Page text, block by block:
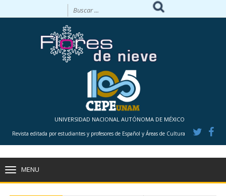
UNIVERSIDAD NACIONAL AUTÓNOMA DE MÉXICO
Revista editada por estudiantes y profesores de Español y Áreas de Cultura
MENU